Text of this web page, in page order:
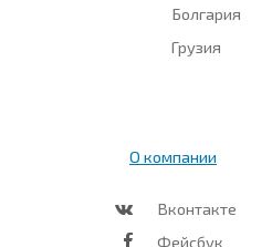
Болгария
Грузия
О компании
Вконтакте
Фейсбук